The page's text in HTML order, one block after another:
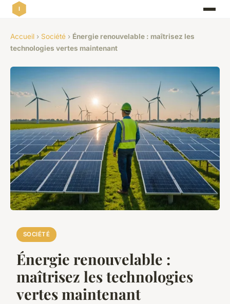
Accueil › Société › Énergie renouvelable : maîtrisez les
technologies vertes maintenant
SOCIÉTÉ
Énergie renouvelable :
maîtrisez les technologies
vertes maintenant